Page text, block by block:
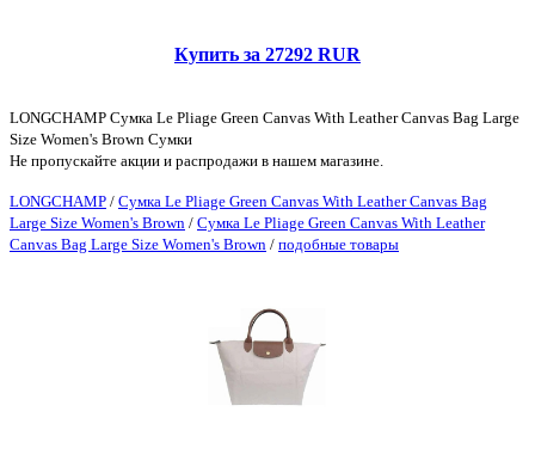
Купить за 27292 RUR
LONGCHAMP Сумка Le Pliage Green Canvas With Leather Canvas Bag Large
Size Women's Brown Сумки
Не пропускайте акции и распродажи в нашем магазине.
LONGCHAMP / Сумка Le Pliage Green Canvas With Leather Canvas Bag
Large Size Women's Brown / Сумка Le Pliage Green Canvas With Leather
Canvas Bag Large Size Women's Brown / подобные товары